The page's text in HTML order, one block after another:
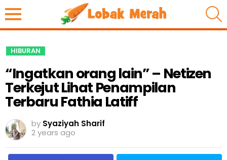
HIBURAN
“Ingatkan orang lain” – Netizen
Terkejut Lihat Penampilan
Terbaru Fathia Latiff
by Syaziyah Sharif
2 years ago